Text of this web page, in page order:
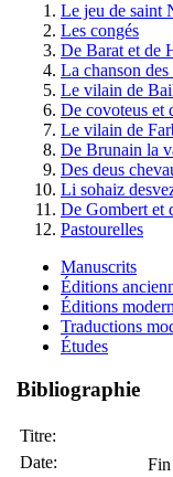
Le jeu de saint
Les congés
De Barat et de
La chanson des
Le vilain de
De covoteus et
Le vilain de
De Brunain la
Des deus
Li sohaiz
De Gombert et
Pastourelles
Manuscrits
Éditions
Éditions
Traductions
Études
Bibliographie
Titre:
Date: